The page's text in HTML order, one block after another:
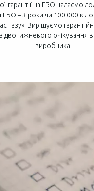
гарантії на ГБО надаємо
– 3 роки чи 100 000
Газу». Вирішуємо
очікування
виробника.